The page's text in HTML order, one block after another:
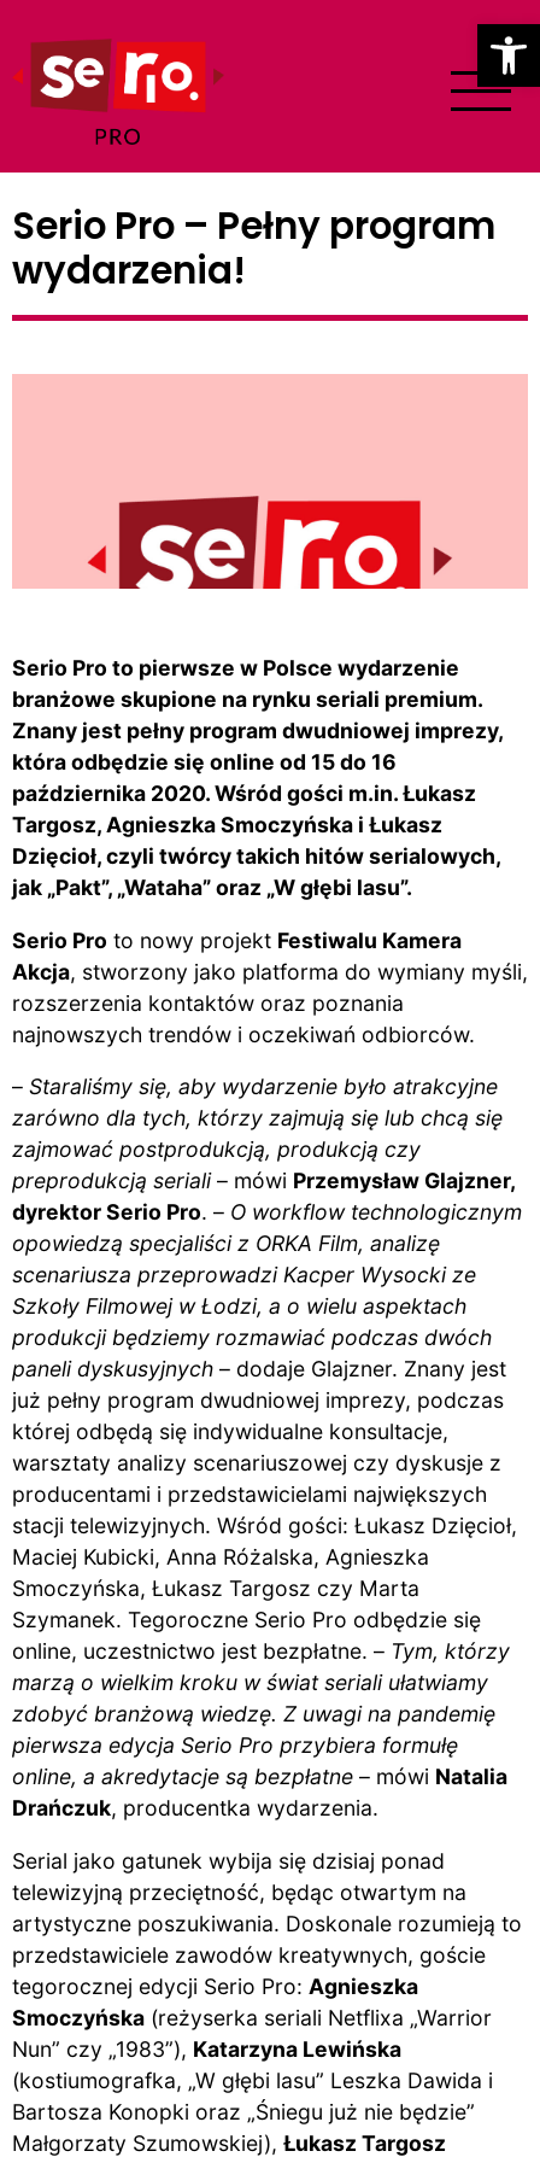
Serio Pro – Pełny program
wydarzenia!
Serio Pro to pierwsze w Polsce wydarzenie
branżowe skupione na rynku seriali premium.
Znany jest pełny program dwudniowej imprezy,
która odbędzie się online od 15 do 16
października 2020. Wśród gości m.in. Łukasz
Targosz, Agnieszka Smoczyńska i Łukasz
Dzięcioł, czyli twórcy takich hitów serialowych,
jak „Pakt”, „Wataha” oraz „W głębi lasu”.
Serio Pro to nowy projekt Festiwalu Kamera
Akcja, stworzony jako platforma do wymiany myśli,
rozszerzenia kontaktów oraz poznania
najnowszych trendów i oczekiwań odbiorców.
– Staraliśmy się, aby wydarzenie było atrakcyjne
zarówno dla tych, którzy zajmują się lub chcą się
zajmować postprodukcją, produkcją czy
preprodukcją seriali– mówi Przemysław Glajzner,
dyrektor Serio Pro. – O workflow technologicznym
opowiedzą specjaliści z ORKA Film, analizę
scenariusza przeprowadzi Kacper Wysocki ze
Szkoły Filmowej w Łodzi, a o wielu aspektach
produkcji będziemy rozmawiać podczas dwóch
paneli dyskusyjnych – dodaje Glajzner. Znany jest
już pełny program dwudniowej imprezy, podczas
której odbędą się indywidualne konsultacje,
warsztaty analizy scenariuszowej czy dyskusje z
producentami i przedstawicielami największych
stacji telewizyjnych. Wśród gości: Łukasz Dzięcioł,
Maciej Kubicki, Anna Różalska, Agnieszka
Smoczyńska, Łukasz Targosz czy Marta
Szymanek. Tegoroczne Serio Pro odbędzie się
online, uczestnictwo jest bezpłatne. – Tym, którzy
marzą o wielkim kroku w świat seriali ułatwiamy
zdobyć branżową wiedzę. Z uwagi na pandemię
pierwsza edycja Serio Pro przybiera formułę
online, a akredytacje są bezpłatne – mówi Natalia
Drańczuk, producentka wydarzenia.
Serial jako gatunek wybija się dzisiaj ponad
telewizyjną przeciętność, będąc otwartym na
artystyczne poszukiwania. Doskonale rozumieją to
przedstawiciele zawodów kreatywnych, goście
tegorocznej edycji Serio Pro: Agnieszka
Smoczyńska (reżyserka seriali Netflixa „Warrior
Nun” czy „1983”), Katarzyna Lewińska
(kostiumografka, „W głębi lasu” Leszka Dawida i
Bartosza Konopki oraz „Śniegu już nie będzie”
Małgorzaty Szumowskiej), Łukasz Targosz